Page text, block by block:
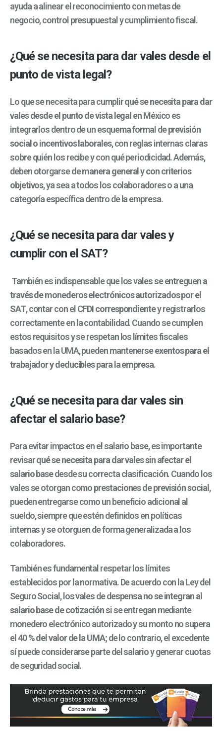
ayuda a alinear el reconocimiento con metas de
negocio, control presupuestal y cumplimiento fiscal.
¿Qué se necesita para dar vales desde el
punto de vista legal?
Lo que se necesita para cumplirqué se necesita para dar
vales desde el punto de vista legal en México es
integrarlos dentro de un esquema formal deprevisión
social o incentivos laborales, con reglas internas claras
sobre quién los recibe y con qué periodicidad. Además,
deben otorgarsede manera general y con criterios
objetivos, ya sea a todos los colaboradores o a una
categoría específica dentro de la empresa.
¿Qué se necesita para dar vales y
cumplir con el SAT?
También es indispensable que los vales se entreguena
través de monederos electrónicos autorizados por el
SAT, contar con elCFDI correspondientey registrarlos
correctamente en la contabilidad. Cuando se cumplen
estos requisitos y se respetan los límites fiscales
basados en la UMA, pueden mantenerseexentos para el
trabajador y deducibles para la empresa.
¿Qué se necesita para dar vales sin
afectar el salario base?
Para evitar impactos en el salario base, es importante
revisarqué se necesita para dar vales sin afectar el
salario basedesde su correcta clasificación. Cuando los
vales se otorgan comoprestaciones de previsión social ,
pueden entregarse como un beneficio adicional al
sueldo, siempre que estén definidos en políticas
internas y se otorguen de forma generalizada a los
colaboradores.
También es fundamental respetar los límites
establecidos por la normativa. De acuerdo con la Ley del
Seguro Social, los vales de despensano se integran al
salario base de cotizaciónsi se entregan mediante
monedero electrónico autorizado y su monto no supera
el 40 % del valor de la UMA; de lo contrario, el excedente
sí puede considerarse parte del salario y generar cuotas
de seguridad social.